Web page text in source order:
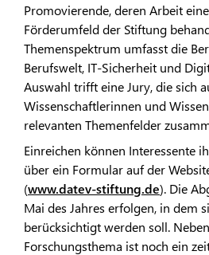
Promovierende, deren Arbeit
Förderumfeld der Stiftung
Themenspektrum umfasst die
Berufswelt, IT-Sicherheit und
Auswahl trifft eine Jury, die sich
Wissenschaftlerinnen und
relevanten Themenfelder
Einreichen können Interessente
über ein Formular auf der
(www.datev-stiftung.de). Die
Mai des Jahres erfolgen, in dem
berücksichtigt werden soll.
Forschungsthema ist noch ein